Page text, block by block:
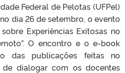
Federal de Pelotas (UFPel)
dia 26 de setembro, o evento
sobre Experiências Exitosas no
O encontro e o e-book
das publicações feitas no
dialogar com os docentes